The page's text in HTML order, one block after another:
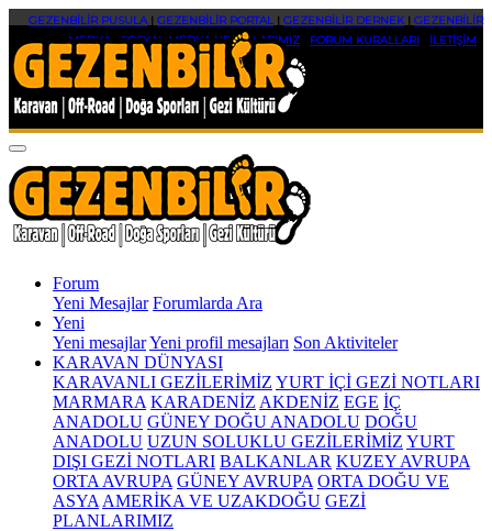
GEZENBİLİR PUSULA| GEZENBİLİR PORTAL| GEZENBİLİR DERNEK| GEZENBİLİR
MEDYA|SOSYAL MEDYA HESAPLARIMIZ FORUM KURALLARI İLETİŞİM
Forum
Yeni Mesajlar Forumlarda Ara
Yeni
Yeni mesajlarYeni profil mesajları Son Aktiviteler
KARAVAN DÜNYASI
KARAVANLI GEZİLERİMİZ YURT İÇİ GEZİ NOTLARI
MARMARA KARADENİZ AKDENİZ EGE İÇ
ANADOLU GÜNEY DOĞU ANADOLU DOĞU
ANADOLU UZUN SOLUKLU GEZİLERİMİZ YURT
DIŞI GEZİ NOTLARI BALKANLAR KUZEY AVRUPA
ORTA AVRUPA GÜNEY AVRUPA ORTA DOĞU VE
ASYA AMERİKA VE UZAKDOĞU GEZİ
PLANLARIMIZ